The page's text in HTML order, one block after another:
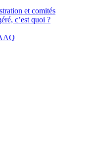
et comités
c’est quoi ?